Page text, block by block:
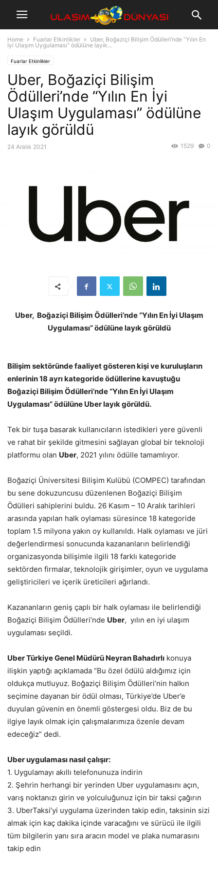
Home Fuarlar Etkinlikler
Uber, Boğaziçi Bilişim Ödülleri’nde “Yılın En
İyi Ulaşım Uygulaması” ödülüne layık...
Fuarlar Etkinlikler
Uber, Boğaziçi Bilişim
Ödülleri’nde “Yılın En İyi
Ulaşım Uygulaması” ödülüne
layık görüldü
24 Aralık 2021 0
1529
Uber, Boğaziçi Bilişim Ödülleri’nde “Yılın En İyi Ulaşım
Uygulaması” ödülüne layık görüldü
Bilişim sektöründe faaliyet gösteren kişi ve kuruluşların
enlerinin 18 ayrı kategoride ödüllerine kavuştuğu
Boğaziçi Bilişim Ödülleri’nde “Yılın En İyi Ulaşım
Uygulaması” ödülüne Uber layık görüldü.
Tek bir tuşa basarak kullanıcıların istedikleri yere güvenli
ve rahat bir şekilde gitmesini sağlayan global bir teknoloji
platformu olan Uber, 2021 yılını ödülle tamamlıyor.
Boğaziçi Üniversitesi Bilişim Kulübü (COMPEC) tarafından
bu sene dokuzuncusu düzenlenen Boğaziçi Bilişim
Ödülleri sahiplerini buldu. 26 Kasım – 10 Aralık tarihleri
arasında yapılan halk oylaması süresince 18 kategoride
toplam 1.5 milyona yakın oy kullanıldı. Halk oylaması ve jüri
değerlendirmesi sonucunda kazananların belirlendiği
organizasyonda bilişimle ilgili 18 farklı kategoride
sektörden firmalar, teknolojik girişimler, oyun ve uygulama
geliştiricileri ve içerik üreticileri ağırlandı.
Kazananların geniş çaplı bir halk oylaması ile belirlendiği
Boğaziçi Bilişim Ödülleri’nde Uber, yılın en iyi ulaşım
uygulaması seçildi.
Uber Türkiye Genel Müdürü Neyran Bahadırlı konuya
ilişkin yaptığı açıklamada “Bu özel ödülü aldığımız için
oldukça mutluyuz. Boğaziçi Bilişim Ödülleri’nin halkın
seçimine dayanan bir ödül olması, Türkiye’de Uber’e
duyulan güvenin en önemli göstergesi oldu. Biz de bu
ilgiye layık olmak için çalışmalarımıza özenle devam
edeceğiz” dedi.
Uber uygulaması nasıl çalışır:
1. Uygulamayı akıllı telefonunuza indirin
2. Şehrin herhangi bir yerinden Uber uygulamasını açın,
varış noktanızı girin ve yolculuğunuz için bir taksi çağırın
3. UberTaksi’yi uygulama üzerinden takip edin, taksinin sizi
almak için kaç dakika içinde varacağını ve sürücü ile ilgili
tüm bilgilerin yanı sıra aracın model ve plaka numarasını
takip edin